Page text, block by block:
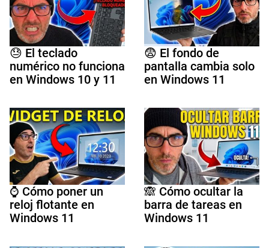
😓 El teclado
numérico no funciona
en Windows 10 y 11
😨 El fondo de
pantalla cambia solo
en Windows 11
⌚ Cómo poner un
reloj flotante en
Windows 11
🙈 Cómo ocultar la
barra de tareas en
Windows 11